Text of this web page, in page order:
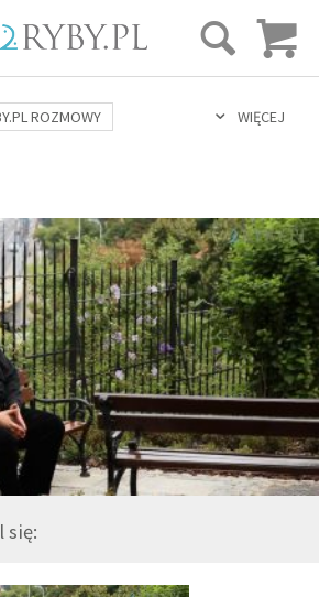
STRONA GŁÓWNA
AUTORZY
BLOG
SKLEP
KSIĄŻKI
AUDIOBOOKI
WIĘCEJ
ROZMOWY
RODZINA NAUKA BIBLIA
RELIGIE FILOZOFIA
SEKS IN VITRO ADOPCJA
się: